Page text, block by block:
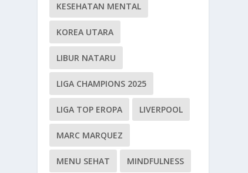
KESEHATAN MENTAL
KOREA UTARA
LIBUR NATARU
LIGA CHAMPIONS 2025
LIGA TOP EROPA LIVERPOOL
MARC MARQUEZ
MENU SEHAT MINDFULNESS